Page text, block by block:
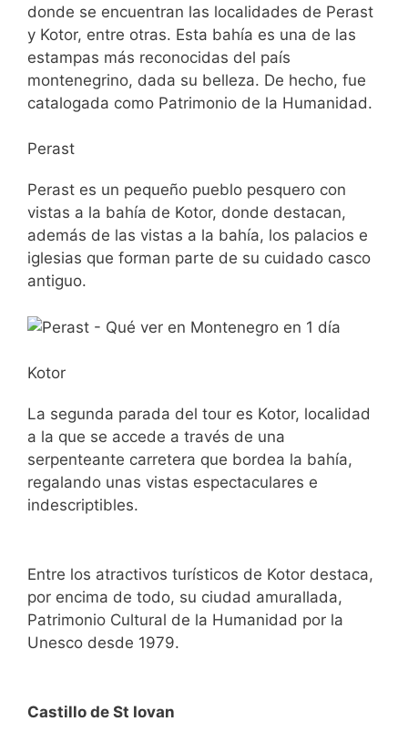
donde se encuentran las localidades de Perast
y Kotor, entre otras. Esta bahía es una de las
estampas más reconocidas del país
montenegrino, dada su belleza. De hecho, fue
catalogada como Patrimonio de la Humanidad.
Perast
Perast es un pequeño pueblo pesquero con
vistas a la bahía de Kotor, donde destacan,
además de las vistas a la bahía, los palacios e
iglesias que forman parte de su cuidado casco
antiguo.
Kotor
La segunda parada del tour es Kotor, localidad
a la que se accede a través de una
serpenteante carretera que bordea la bahía,
regalando unas vistas espectaculares e
indescriptibles.
Entre los atractivos turísticos de Kotor destaca,
por encima de todo, su ciudad amurallada,
Patrimonio Cultural de la Humanidad por la
Unesco desde 1979.
Castillo de St Iovan